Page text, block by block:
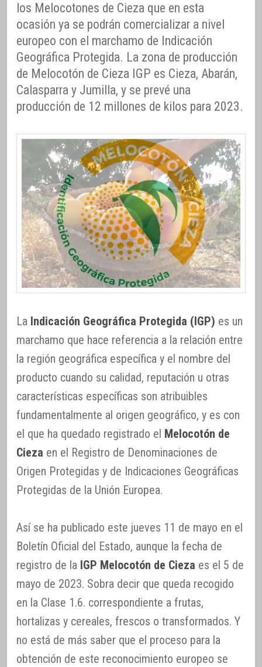
los Melocotones de Cieza que en esta
ocasión ya se podrán comercializar a nivel
europeo con el marchamo de Indicación
Geográfica Protegida. La zona de producción
de Melocotón de Cieza IGP es Cieza, Abarán,
Calasparra y Jumilla, y se prevé una
producción de 12 millones de kilos para 2023.
La Indicación Geográfica Protegida (IGP) es un
marchamo que hace referencia a la relación entre
la región geográfica específica y el nombre del
producto cuando su calidad, reputación u otras
características específicas son atribuibles
fundamentalmente al origen geográfico, y es con
el que ha quedado registrado el Melocotón de
Cieza en el Registro de Denominaciones de
Origen Protegidas y de Indicaciones Geográficas
Protegidas de la Unión Europea.
Así se ha publicado este jueves 11 de mayo en el
Boletín Oficial del Estado, aunque la fecha de
registro de la IGP Melocotón de Cieza es el 5 de
mayo de 2023. Sobra decir que queda recogido
en la Clase 1.6. correspondiente a frutas,
hortalizas y cereales, frescos o transformados. Y
no está de más saber que el proceso para la
obtención de este reconocimiento europeo se